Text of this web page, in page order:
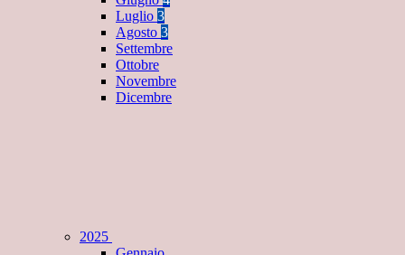
Luglio 3
Agosto 3
Settembre
Ottobre
Novembre
Dicembre
2025